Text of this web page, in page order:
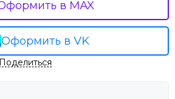
в MAX
Оформить в VK
Поделиться